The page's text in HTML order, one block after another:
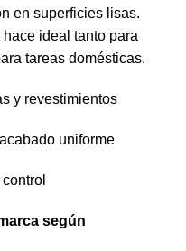
en superficies lisas.
ideal tanto para
tareas domésticas.
y revestimientos
uniforme
según